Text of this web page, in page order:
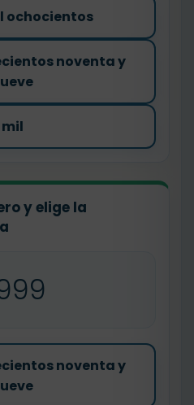
ochocientos
noventa y
mil
y elige la
noventa y